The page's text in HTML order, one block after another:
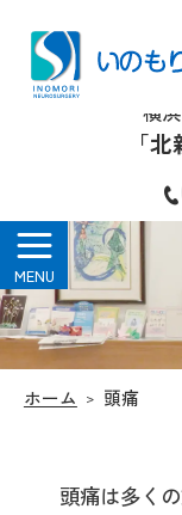
いのもり脳神経外科ク
横
「
ホーム 頭痛
頭痛は多く